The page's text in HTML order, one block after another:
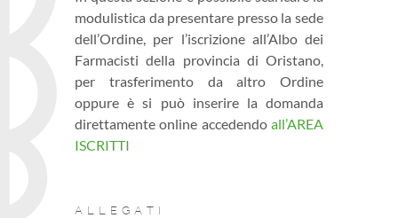
modulistica da presentare presso la sede
dell’Ordine, per l’iscrizione all’Albo dei
Farmacisti della provincia di Oristano,
per trasferimento da altro Ordine
oppure è si può inserire la domanda
direttamente online accedendo all’AREA
ISCRITTI
ALLEGATI